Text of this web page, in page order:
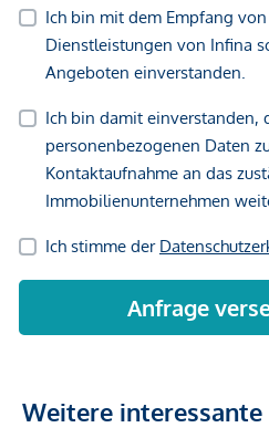
Weitere